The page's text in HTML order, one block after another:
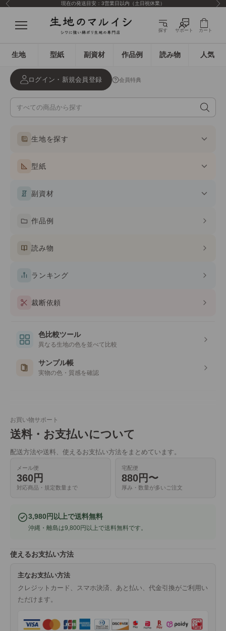
コンテンツへスキップ
前へ 現在の発送目安：3営業日以内（土日祝休業） 次
生地のマルイシ
メニュー
カート
探す サポート
生地 型紙 副資材 作品例 読み物 人気
ログイン・新規会員登録 会員特典
生地を探す
型紙
副資材
作品例
読み物
ランキング
裁断依頼
色比較ツール
異なる生地の色を並べて比較
サンプル帳
実物の色・質感を確認
お買い物サポート
送料・お支払いについて
配送方法や送料、使えるお支払い方法をまとめています。
メール便
360円
対応商品・規定数量まで
宅配便
880円〜
厚み・数量が多いご注文
3,980円以上で送料無料
沖縄・離島は9,800円以上で送料無料です。
使えるお支払い方法
主なお支払い方法
クレジットカード、スマホ決済、あと払い、代金引換がご利用い
ただけます。